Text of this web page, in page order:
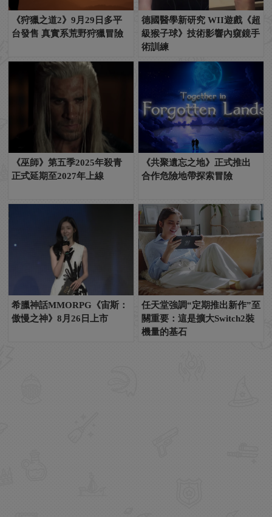
《狩獵之道2》9月29日多平
台發售 真實系荒野狩獵冒險
德國醫學新研究 WII遊戲《超
級猴子球》技術影響內窺鏡手
術訓練
《巫師》第五季2025年殺青
正式延期至2027年上線
《共聚遺忘之地》正式推出
合作危險地帶探索冒險
希臘神話MMORPG《宙斯：
傲慢之神》8月26日上市
任天堂強調“定期推出新作”至
關重要：這是擴大Switch2裝
機量的基石